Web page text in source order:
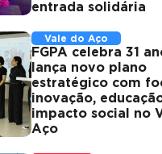
entrada solidária
Vale do Aço
FGPA celebra 31
lança novo plano
estratégico com
inovação,
impacto social no
Aço